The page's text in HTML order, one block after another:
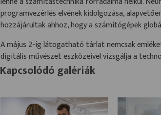
programvezérlés elvének kidolgozása,
hozzájárultak ahhoz, hogy a számítógépek
A május 2-ig látogatható tárlat nemcsak
digitális művészet eszközeivel vizsgálja a
Kapcsolódó galériák